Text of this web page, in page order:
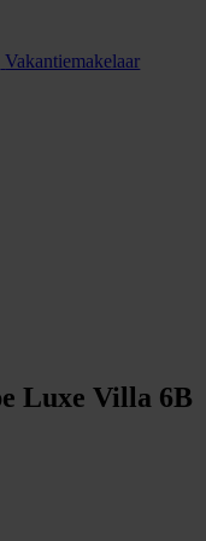
Vakantiemakelaar
Luxe Villa 6B